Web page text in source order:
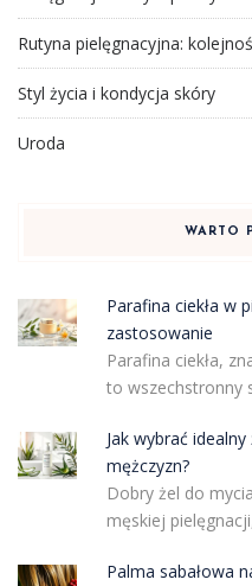
Rutyna pielęgnacyjna:
Styl życia i kondycja skóry
Uroda
WARTO
Parafina ciekła w
zastosowanie
Parafina ciekła,
to wszechstronny
Jak wybrać
mężczyzn?
Dobry żel do
męskiej
Palma sabałowa